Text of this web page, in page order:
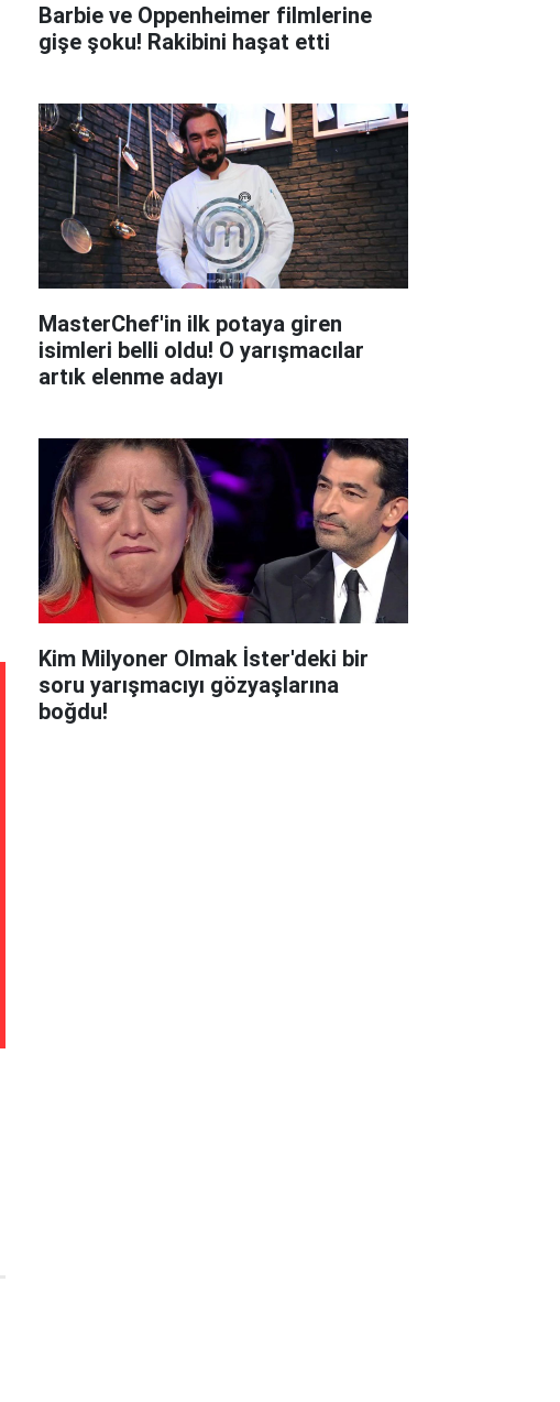
Barbie ve Oppenheimer filmlerine
gişe şoku! Rakibini haşat etti
MasterChef'in ilk potaya giren
isimleri belli oldu! O yarışmacılar
artık elenme adayı
Kim Milyoner Olmak İster'deki bir
soru yarışmacıyı gözyaşlarına
boğdu!